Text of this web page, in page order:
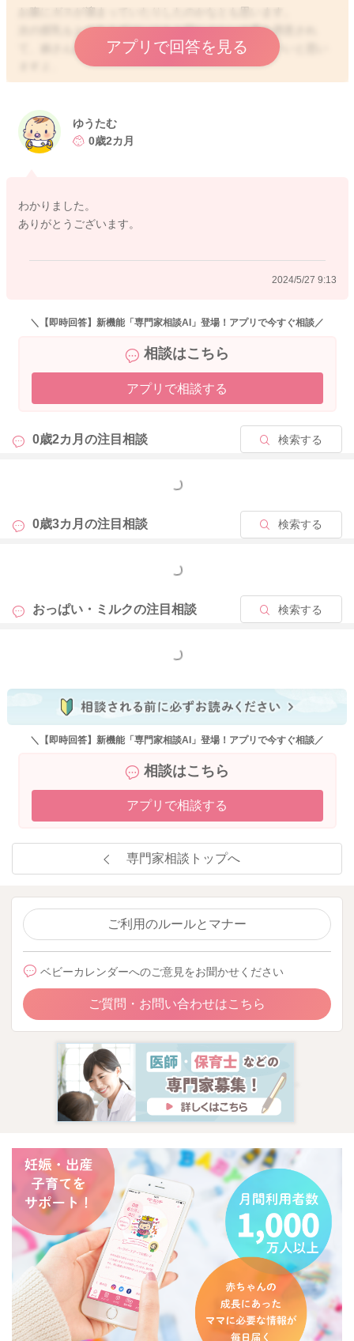
次の授乳もとりあえずはいつもと同じぐらいの量を用意され
て、娘さんの様子を見ながら飲ませてあげて頂くといいと思い
だき、気になる時には綿棒浣腸をしていただけるといいのかな
と思います。
また、大変恐縮ですが、ベビーカレンダー事務局から、以下の
【新しい内容のご相談に関して】
いつもベビーカレンダーの専門家相談コーナーをご利用くださ
り、ありがとうございます。
は、相談検索の精度向上の為、「回答に対する返信」ではな
く、新たにご相談内容を投稿していただけますと幸いです。
同じようなお悩みをお持ちの方が相談を簡単に検索できること
間ではございますが、ご理解いただけますと幸いです。
アプリで回答を見る
ゆうたむ
0歳2カ月
わかりました。
ありがとうございます。
2024/5/27 9:13
＼【即時回答】新機能「専門家相談AI」登場！アプリで今すぐ相談／
相談はこちら
アプリで相談する
0歳2カ月の注目相談 検索する
もっと見る
0歳3カ月の注目相談 検索する
もっと見る
おっぱい・ミルクの注目相談 検索する
もっと見る
＼【即時回答】新機能「専門家相談AI」登場！アプリで今すぐ相談／
相談はこちら
アプリで相談する
専門家相談トップへ
ご利用のルールとマナー
ベビーカレンダーへのご意見をお聞かせください
ご質問・お問い合わせはこちら